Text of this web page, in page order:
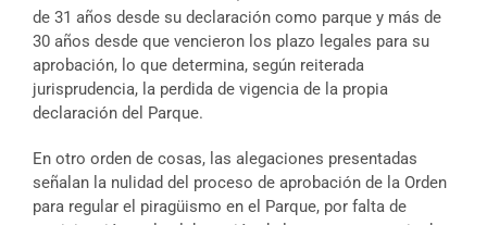
de 31 años desde su declaración como parque y más de
30 años desde que vencieron los plazo legales para su
aprobación, lo que determina, según reiterada
jurisprudencia, la perdida de vigencia de la propia
declaración del Parque.
En otro orden de cosas, las alegaciones presentadas
señalan la nulidad del proceso de aprobación de la Orden
para regular el piragüismo en el Parque, por falta de